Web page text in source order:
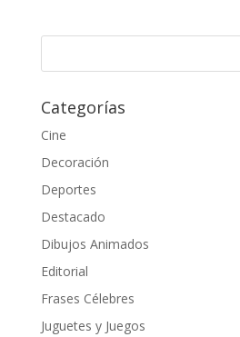
Categorías
Cine
Decoración
Deportes
Destacado
Dibujos Animados
Editorial
Frases Célebres
Juguetes y Juegos